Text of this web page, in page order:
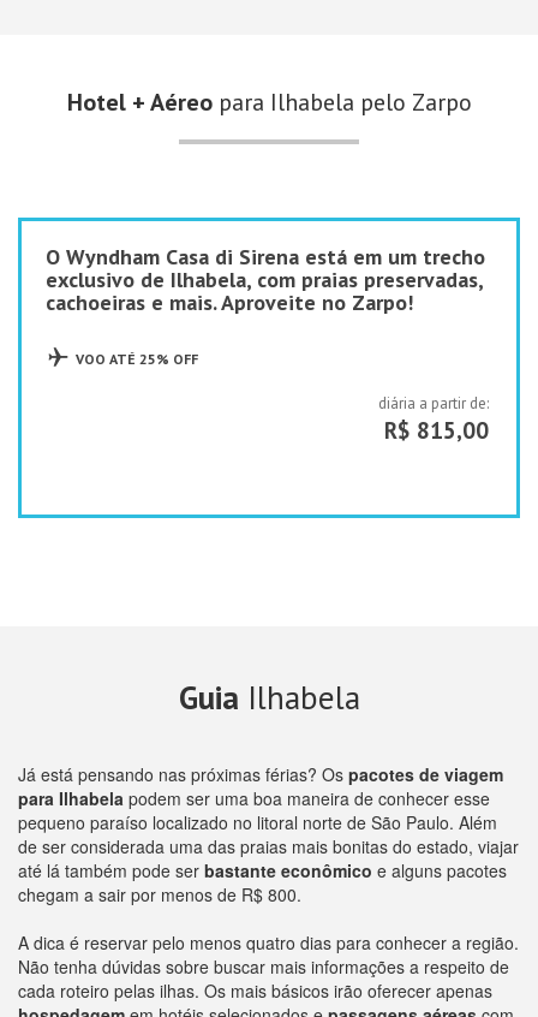
Hotel + Aéreopara Ilhabela pelo Zarpo
O Wyndham Casa di Sirena está em um trecho
exclusivo de Ilhabela, com praias preservadas,
cachoeiras e mais. Aproveite no Zarpo!
VOO ATÉ 25% OFF
diária a partir de:
R$ 815,00
Guia Ilhabela
Já está pensando nas próximas férias? Os pacotes de viagem
para Ilhabela podem ser uma boa maneira de conhecer esse
pequeno paraíso localizado no litoral norte de São Paulo. Além
de ser considerada uma das praias mais bonitas do estado, viajar
até lá também pode ser bastante econômico e alguns pacotes
chegam a sair por menos de R$ 800.
A dica é reservar pelo menos quatro dias para conhecer a região.
Não tenha dúvidas sobre buscar mais informações a respeito de
cada roteiro pelas ilhas. Os mais básicos irão oferecer apenas